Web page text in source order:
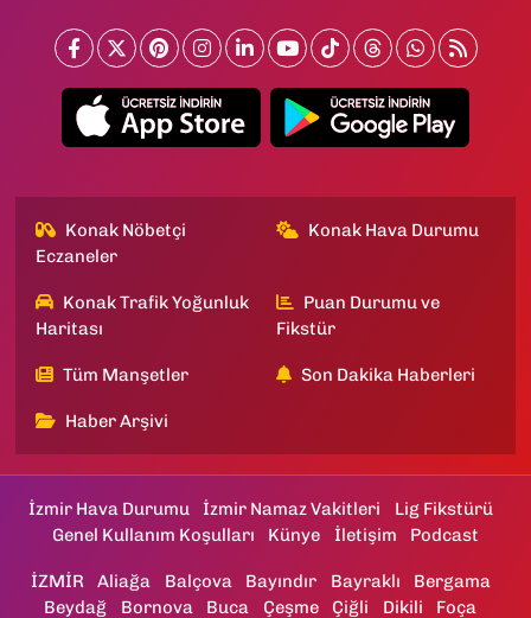
Konak Nöbetçi
Eczaneler
Konak Hava Durumu
Konak Trafik Yoğunluk
Haritası
Puan Durumu ve
Fikstür
Tüm Manşetler Son Dakika Haberleri
Haber Arşivi
İzmir Hava Durumu İzmir Namaz Vakitleri
Lig Fikstürü
Genel Kullanım Koşulları
Künye İletişim Podcast
İZMİR Aliağa Balçova Bayındır Bayraklı
Bergama
Beydağ
Bornova Buca Çeşme Çiğli Dikili Foça